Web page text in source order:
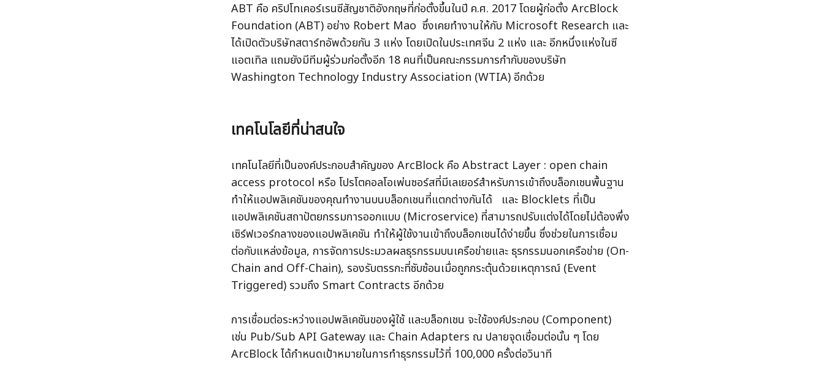
ABT คือ คริปโทเคอร์เรนซีสัญชาติอังกฤษที่ก่อตั้งขึ้นในปี ค.ศ. 2017 โดยผู้ก่อตั้ง ArcBlock
Foundation (ABT) อย่าง Robert Mao  ซึ่งเคยทำงานให้กับ Microsoft Research และ
ได้เปิดตัวบริษัทสตาร์ทอัพด้วยกัน 3 แห่ง โดยเปิดในประเทศจีน 2 แห่ง และ อีกหนึ่งแห่งในซี
แอตเทิล แถมยังมีทีมผู้ร่วมก่อตั้งอีก 18 คนที่เป็นคณะกรรมการกำกับของบริษัท
Washington Technology Industry Association (WTIA) อีกด้วย
เทคโนโลยีที่น่าสนใจ
เทคโนโลยีที่เป็นองค์ประกอบสำคัญของ ArcBlock คือ Abstract Layer : open chain
access protocol หรือ โปรโตคอลโอเพ่นซอร์สที่มีเลเยอร์สำหรับการเข้าถึงบล็อกเชนพื้นฐาน
ทำให้แอปพลิเคชันของคุณทำงานบนบล็อกเชนที่แตกต่างกันได้   และ Blocklets ที่เป็น
แอปพลิเคชันสถาปัตยกรรมการออกแบบ (Microservice) ที่สามารถปรับแต่งได้โดยไม่ต้องพึ่ง
เซิร์ฟเวอร์กลางของแอปพลิเคชัน ทำให้ผู้ใช้งานเข้าถึงบล็อกเชนได้ง่ายขึ้น ซึ่งช่วยในการเชื่อม
ต่อกับแหล่งข้อมูล, การจัดการประมวลผลธุรกรรมบนเครือข่ายและ ธุรกรรมนอกเครือข่าย (On-
Chain and Off-Chain), รองรับตรรกะที่ซับซ้อนเมื่อถูกกระตุ้นด้วยเหตุการณ์ (Event
Triggered) รวมถึง Smart Contracts อีกด้วย
การเชื่อมต่อระหว่างแอปพลิเคชันของผู้ใช้ และบล็อกเชน จะใช้องค์ประกอบ (Component)
เช่น Pub/Sub API Gateway และ Chain Adapters ณ ปลายจุดเชื่อมต่อนั้น ๆ โดย
ArcBlock ได้กำหนดเป้าหมายในการทำธุรกรรมไว้ที่ 100,000 ครั้งต่อวินาที